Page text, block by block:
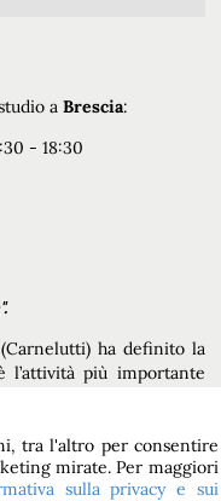
tra l'altro per consentire
mirate. Per maggiori
sulla privacy e sui
a Brescia:
- 18:30
ha definito la
l’attività più importante